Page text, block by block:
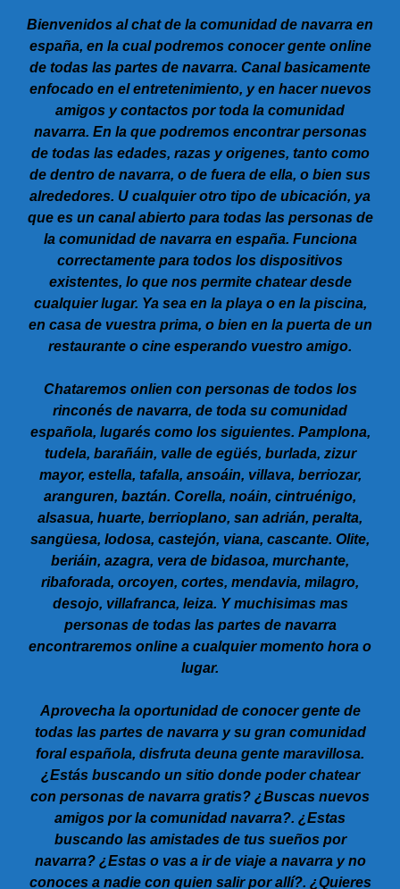
Bienvenidos al chat de la comunidad de navarra en
españa, en la cual podremos conocer gente online
de todas las partes de navarra. Canal basicamente
enfocado en el entretenimiento, y en hacer nuevos
amigos y contactos por toda la comunidad
navarra. En la que podremos encontrar personas
de todas las edades, razas y origenes, tanto como
de dentro de navarra, o de fuera de ella, o bien sus
alrededores. U cualquier otro tipo de ubicación, ya
que es un canal abierto para todas las personas de
la comunidad de navarra en españa. Funciona
correctamente para todos los dispositivos
existentes, lo que nos permite chatear desde
cualquier lugar. Ya sea en la playa o en la piscina,
en casa de vuestra prima, o bien en la puerta de un
restaurante o cine esperando vuestro amigo.
Chataremos onlien con personas de todos los
rinconés de navarra, de toda su comunidad
española, lugarés como los siguientes. Pamplona,
tudela, barañáin, valle de egüés, burlada, zizur
mayor, estella, tafalla, ansoáin, villava, berriozar,
aranguren, baztán. Corella, noáin, cintruénigo,
alsasua, huarte, berrioplano, san adrián, peralta,
sangüesa, lodosa, castejón, viana, cascante. Olite,
beriáin, azagra, vera de bidasoa, murchante,
ribaforada, orcoyen, cortes, mendavia, milagro,
desojo, villafranca, leiza. Y muchisimas mas
personas de todas las partes de navarra
encontraremos online a cualquier momento hora o
lugar.
Aprovecha la oportunidad de conocer gente de
todas las partes de navarra y su gran comunidad
foral española, disfruta deuna gente maravillosa.
¿Estás buscando un sitio donde poder chatear
con personas de navarra gratis? ¿Buscas nuevos
amigos por la comunidad navarra?. ¿Estas
buscando las amistades de tus sueños por
navarra? ¿Estas o vas a ir de viaje a navarra y no
conoces a nadie con quien salir por allí?. ¿Quieres